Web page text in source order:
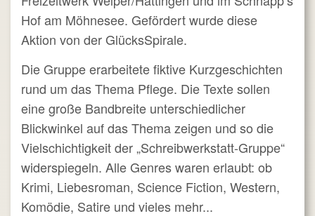
Hof am Möhnesee. Gefördert wurde diese
Aktion von der GlücksSpirale.
Die Gruppe erarbeitete fiktive Kurzgeschichten
rund um das Thema Pflege. Die Texte sollen
eine große Bandbreite unterschiedlicher
Blickwinkel auf das Thema zeigen und so die
Vielschichtigkeit der „Schreibwerkstatt-Gruppe“
widerspiegeln. Alle Genres waren erlaubt: ob
Krimi, Liebesroman, Science Fiction, Western,
Komödie, Satire und vieles mehr...